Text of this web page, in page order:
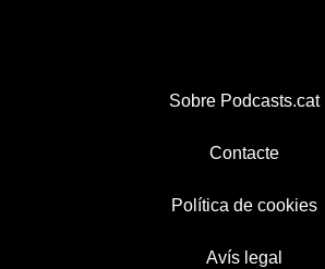
Sobre Podcasts.cat
Contacte
Política de cookies
Avís legal